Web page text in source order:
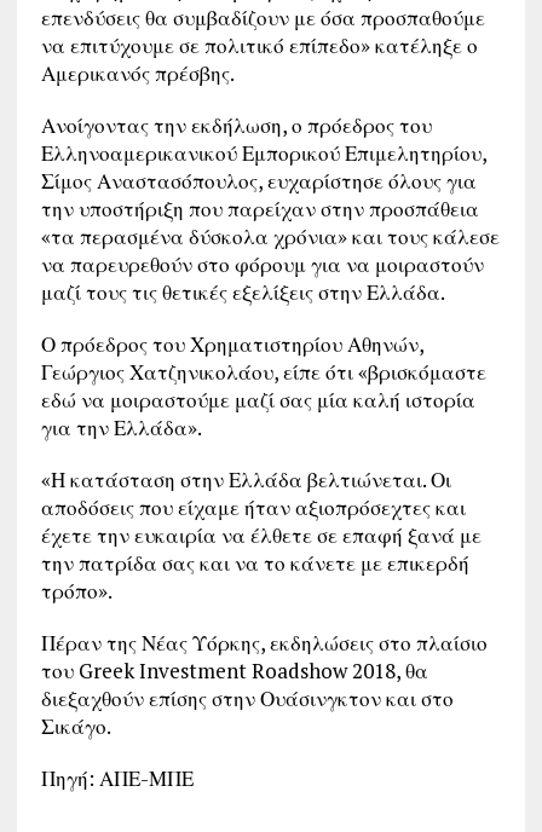
επενδύσεις θα συμβαδίζουν με όσα προσπαθούμε
να επιτύχουμε σε πολιτικό επίπεδο» κατέληξε ο
Αμερικανός πρέσβης.
Ανοίγοντας την εκδήλωση, ο πρόεδρος του
Ελληνοαμερικανικού Εμπορικού Επιμελητηρίου,
Σίμος Αναστασόπουλος, ευχαρίστησε όλους για
την υποστήριξη που παρείχαν στην προσπάθεια
«τα περασμένα δύσκολα χρόνια» και τους κάλεσε
να παρευρεθούν στο φόρουμ για να μοιραστούν
μαζί τους τις θετικές εξελίξεις στην Ελλάδα.
Ο πρόεδρος του Χρηματιστηρίου Αθηνών,
Γεώργιος Χατζηνικολάου, είπε ότι «βρισκόμαστε
εδώ να μοιραστούμε μαζί σας μία καλή ιστορία
για την Ελλάδα».
«Η κατάσταση στην Ελλάδα βελτιώνεται. Οι
αποδόσεις που είχαμε ήταν αξιοπρόσεχτες και
έχετε την ευκαιρία να έλθετε σε επαφή ξανά με
την πατρίδα σας και να το κάνετε με επικερδή
τρόπο».
Πέραν της Νέας Υόρκης, εκδηλώσεις στο πλαίσιο
του Greek Investment Roadshow 2018, θα
διεξαχθούν επίσης στην Ουάσινγκτον και στο
Σικάγο.
Πηγή: ΑΠΕ-ΜΠΕ